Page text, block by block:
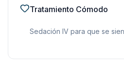
Tratamiento Cómodo
Sedación IV para que se